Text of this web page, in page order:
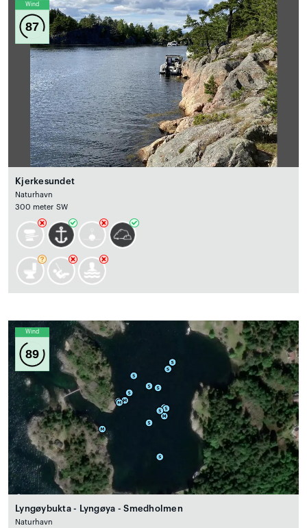
Wind
87
Kjerkesundet
Naturhavn
300 meter SW
Wind
89
Lyngøybukta - Lyngøya - Smedholmen
Naturhavn